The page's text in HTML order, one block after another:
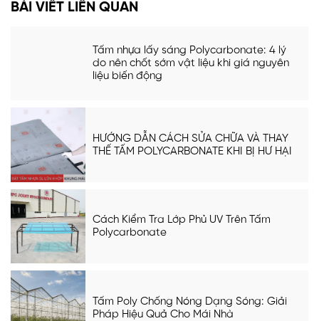
BÀI VIẾT LIÊN QUAN
Tấm nhựa lấy sáng Polycarbonate: 4 lý
do nên chốt sớm vật liệu khi giá nguyên
liệu biến động
HƯỚNG DẪN CÁCH SỬA CHỮA VÀ THAY
THẾ TẤM POLYCARBONATE KHI BỊ HƯ HẠI
Cách Kiểm Tra Lớp Phủ UV Trên Tấm
Polycarbonate
Tấm Poly Chống Nóng Dạng Sóng: Giải
Pháp Hiệu Quả Cho Mái Nhà